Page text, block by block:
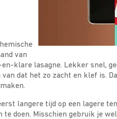
van
klare lasagne. Lekker snel,
dat het zo zacht en klef is.
langere tijd op een lagere
doen. Misschien gebruik je